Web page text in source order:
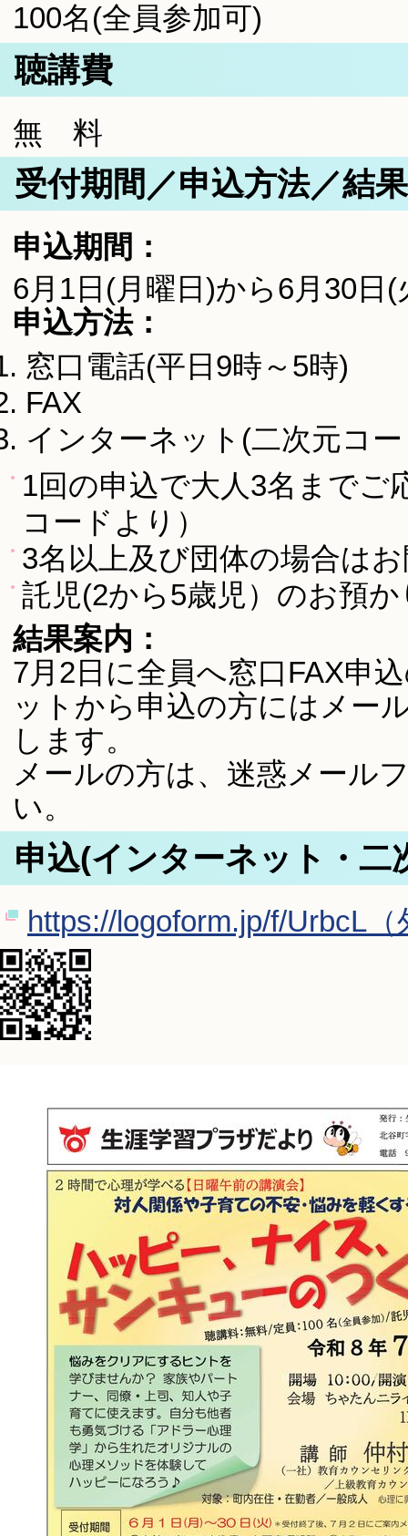
100名(全員参加可)
聴講費
無 料
受付期間／申込方法／結
申込期間：
6月1日(月曜日)から6月30日(
申込方法：
窓口電話(平日9時～5時)
FAX
インターネット(二次元コ
1回の申込で大人3名までご
コードより）
3名以上及び団体の場合は
託児(2から5歳児）のお預
結果案内：
7月2日に全員へ窓口FAX申
ットから申込の方にはメー
します。
メールの方は、迷惑メール
い。
申込(インターネット・二
https://logoform.jp/f/UrbcL